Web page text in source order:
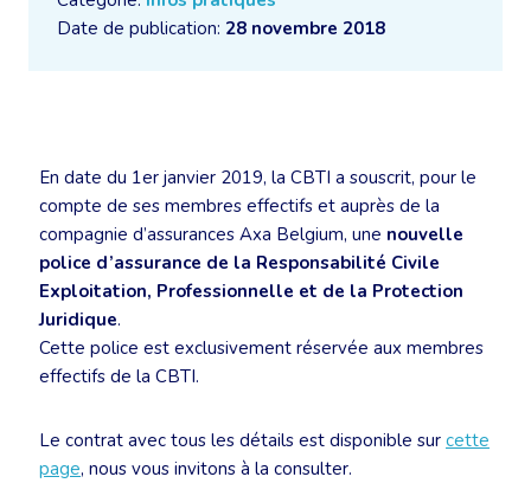
Date de publication: 28 novembre 2018
En date du 1er janvier 2019, la CBTI a souscrit, pour le
compte de ses membres effectifs et auprès de la
compagnie d’assurances Axa Belgium, une nouvelle
police d’assurance de la Responsabilité Civile
Exploitation, Professionnelle et de la Protection
Juridique.
Cette police est exclusivement réservée aux membres
effectifs de la CBTI.
Le contrat avec tous les détails est disponible sur cette
page, nous vous invitons à la consulter.